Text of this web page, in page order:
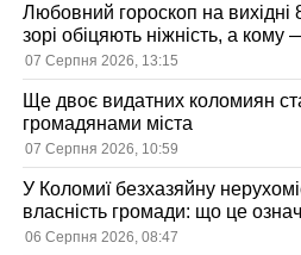
Любовний гороскоп на вихідні
зорі обіцяють ніжність, а
07 Серпня 2026, 13:15
Ще двоє видатних коломиян
громадянами міста
07 Серпня 2026, 10:59
У Коломиї безхазяйну
власність громади: що це
06 Серпня 2026, 08:47